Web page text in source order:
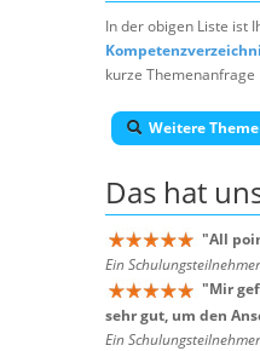
In der obigen Liste ist
kurze Themenanfrage
Weitere
Das hat
"All
Ein
"Mir
sehr gut, um den
Ein